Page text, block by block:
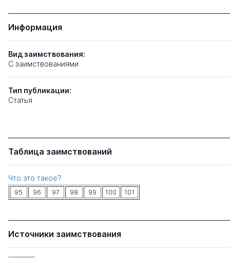
Информация
Вид заимствования:
C заимствованиями
Тип публикации:
Статья
Таблица заимствований
Что это такое?
95 96 97 98 99 100 101
Источники заимствования